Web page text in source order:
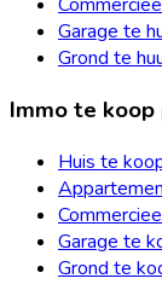
Garage te
Grond te
Immo te
Huis te
Garage te
Grond te